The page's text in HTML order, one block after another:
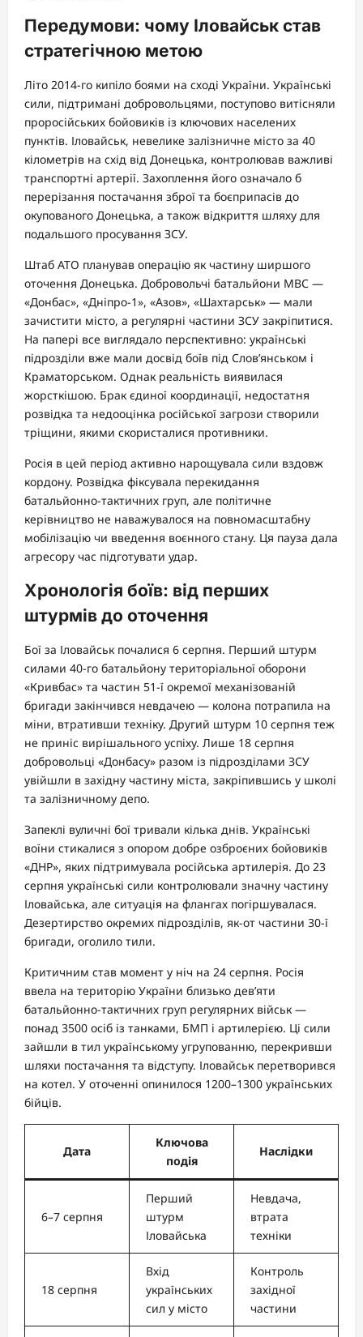
Передумови: чому Іловайськ став
стратегічною метою
Літо 2014-го кипіло боями на сході України. Українські
сили, підтримані добровольцями, поступово витісняли
проросійських бойовиків із ключових населених
пунктів. Іловайськ, невелике залізничне місто за 40
кілометрів на схід від Донецька, контролював важливі
транспортні артерії. Захоплення його означало б
перерізання постачання зброї та боєприпасів до
окупованого Донецька, а також відкриття шляху для
подальшого просування ЗСУ.
Штаб АТО планував операцію як частину ширшого
оточення Донецька. Добровольчі батальйони МВС —
«Донбас», «Дніпро-1», «Азов», «Шахтарськ» — мали
зачистити місто, а регулярні частини ЗСУ закріпитися.
На папері все виглядало перспективно: українські
підрозділи вже мали досвід боїв під Слов’янськом і
Краматорськом. Однак реальність виявилася
жорсткішою. Брак єдиної координації, недостатня
розвідка та недооцінка російської загрози створили
тріщини, якими скористалися противники.
Росія в цей період активно нарощувала сили вздовж
кордону. Розвідка фіксувала перекидання
батальйонно-тактичних груп, але політичне
керівництво не наважувалося на повномасштабну
мобілізацію чи введення воєнного стану. Ця пауза дала
агресору час підготувати удар.
Хронологія боїв: від перших
штурмів до оточення
Бої за Іловайськ почалися 6 серпня. Перший штурм
силами 40-го батальйону територіальної оборони
«Кривбас» та частин 51-ї окремої механізованій
бригади закінчився невдачею — колона потрапила на
міни, втративши техніку. Другий штурм 10 серпня теж
не приніс вирішального успіху. Лише 18 серпня
добровольці «Донбасу» разом із підрозділами ЗСУ
увійшли в західну частину міста, закріпившись у школі
та залізничному депо.
Запеклі вуличні бої тривали кілька днів. Українські
воїни стикалися з опором добре озброєних бойовиків
«ДНР», яких підтримувала російська артилерія. До 23
серпня українські сили контролювали значну частину
Іловайська, але ситуація на флангах погіршувалася.
Дезертирство окремих підрозділів, як-от частини 30-ї
бригади, оголило тили.
Критичним став момент у ніч на 24 серпня. Росія
ввела на територію України близько дев’яти
батальйонно-тактичних груп регулярних військ —
понад 3500 осіб із танками, БМП і артилерією. Ці сили
зайшли в тил українському угрупованню, перекривши
шляхи постачання та відступу. Іловайськ перетворився
на котел. У оточенні опинилося 1200–1300 українських
бійців.
Дата
Ключова
подія
Наслідки
6–7 серпня
Перший
штурм
Іловайська
Невдача,
втрата
техніки
18 серпня
Вхід
українських
сил у місто
Контроль
західної
частини